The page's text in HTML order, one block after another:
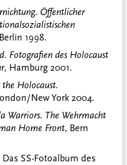
Öffentlicher
1998.
Fotografien des Holocaust
, Hamburg 2001.
Holocaust.
New York 2004.
Warriors. The Wehrmacht
Home Front, Bern
SS-Fotoalbum des